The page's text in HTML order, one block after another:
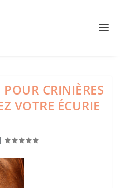
CRINIÈRES
VOTRE ÉCURIE